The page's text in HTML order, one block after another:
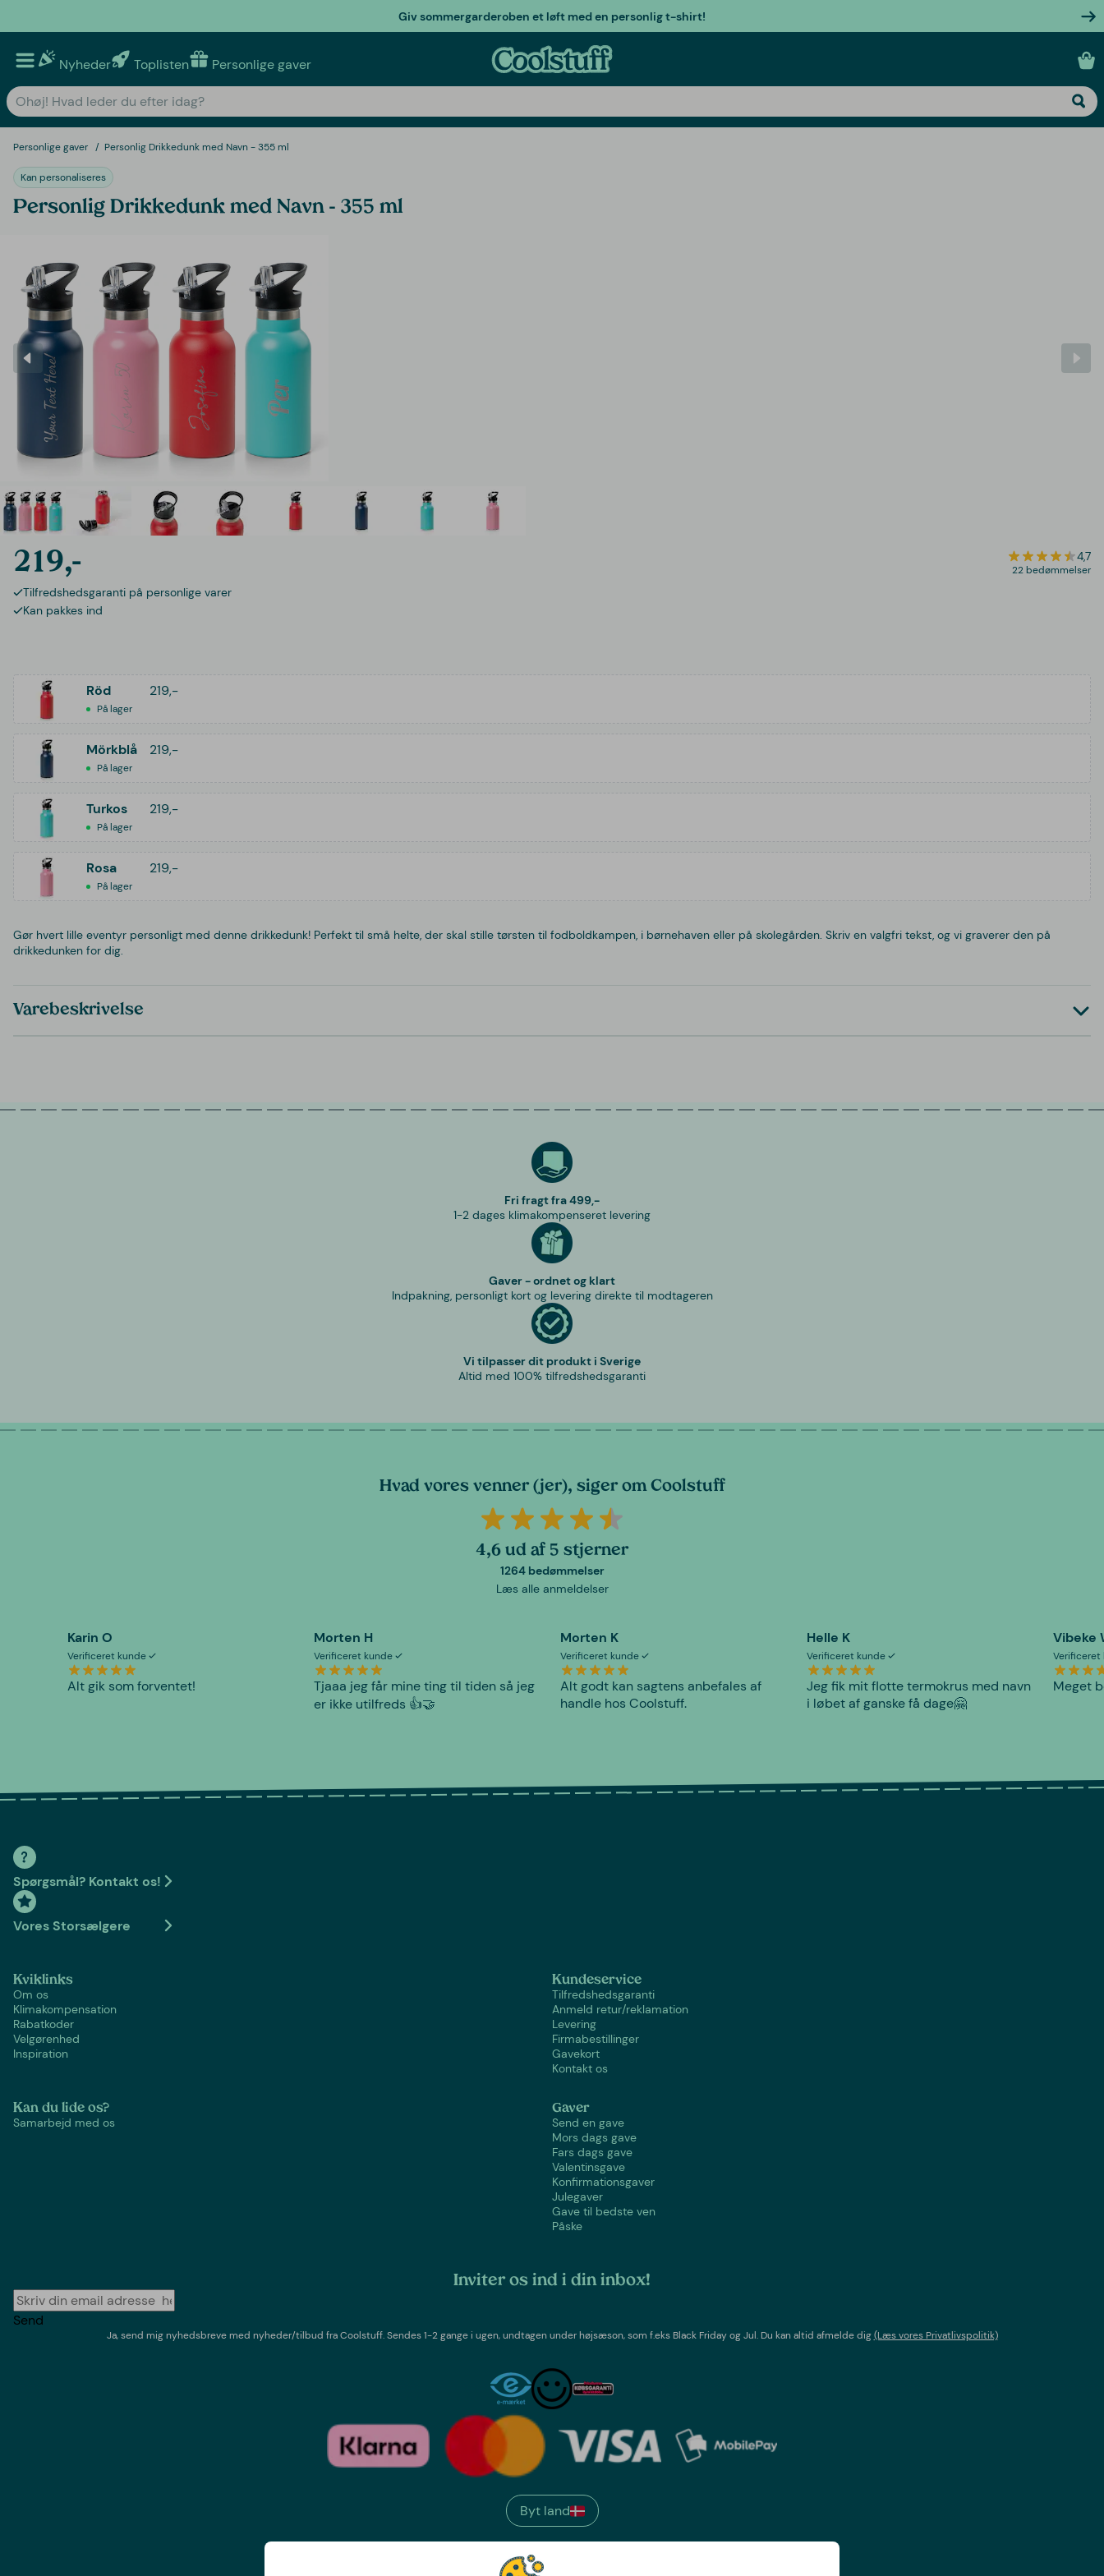
Giv sommergarderoben et løft med en personlig t-shirt!
Nyheder Toplisten Personlige gaver
Personlige gaver Personlig Drikkedunk med Navn - 355 ml
Kan personaliseres
Personlig Drikkedunk med Navn - 355 ml
219,- 4,7
22 bedømmelser
Tilfredshedsgaranti på personlige varer
Kan pakkes ind
Röd 219,-
På lager
Mörkblå 219,-
På lager
Turkos 219,-
På lager
Rosa 219,-
På lager
Gør hvert lille eventyr personligt med denne drikkedunk! Perfekt til små helte, der skal stille tørsten til fodboldkampen, i børnehaven eller på skolegården. Skriv en valgfri tekst, og vi graverer den på
drikkedunken for dig.
Varebeskrivelse
Fri fragt fra 499,-
1-2 dages klimakompenseret levering
Gaver - ordnet og klart
Indpakning, personligt kort og levering direkte til modtageren
Vi tilpasser dit produkt i Sverige
Altid med 100% tilfredshedsgaranti
Hvad vores venner (jer), siger om Coolstuff
4,6 ud af 5 stjerner
1264 bedømmelser
Læs alle anmeldelser
Karin O
Verificeret kunde
Alt gik som forventet!
Morten H
Verificeret kunde
Tjaaa jeg får mine ting til tiden så jeg
er ikke utilfreds 👍🤝
Morten K
Verificeret kunde
Alt godt kan sagtens anbefales af
handle hos Coolstuff.
Helle K
Verificeret kunde
Jeg fik mit flotte termokrus med navn
i løbet af ganske få dage🤗
Vibeke
Meget
Spørgsmål? Kontakt os!
Vores Storsælgere
Kviklinks
Om os
Klimakompensation
Rabatkoder
Velgørenhed
Inspiration
Kundeservice
Tilfredshedsgaranti
Anmeld retur/reklamation
Levering
Firmabestillinger
Gavekort
Kontakt os
Kan du lide os?
Samarbejd med os
Gaver
Send en gave
Mors dags gave
Fars dags gave
Valentinsgave
Konfirmationsgaver
Julegaver
Gave til bedste ven
Påske
Inviter os ind i din inbox!
Send
Ja, send mig nyhedsbreve med nyheder/tilbud fraCoolstuff. Sendes 1-2 gange i ugen,undtagen under højsæson, som f.eks Black Friday og Jul. Du kan altid afmelde dig(Læs vores Privatlivspolitik)
Byt land